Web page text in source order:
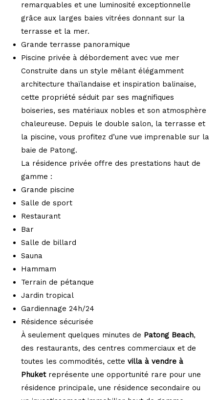
remarquables et une luminosité exceptionnelle
grâce aux larges baies vitrées donnant sur la
terrasse et la mer.
Grande terrasse panoramique
Piscine privée à débordement avec vue mer
Construite dans un style mêlant élégamment
architecture thaïlandaise et inspiration balinaise,
cette propriété séduit par ses magnifiques
boiseries, ses matériaux nobles et son atmosphère
chaleureuse. Depuis le double salon, la terrasse et
la piscine, vous profitez d’une vue imprenable sur la
baie de Patong.
La résidence privée offre des prestations haut de
gamme :
Grande piscine
Salle de sport
Restaurant
Bar
Salle de billard
Sauna
Hammam
Terrain de pétanque
Jardin tropical
Gardiennage 24h/24
Résidence sécurisée
À seulement quelques minutes de Patong Beach,
des restaurants, des centres commerciaux et de
toutes les commodités, cette villa à vendre à
Phuketreprésente une opportunité rare pour une
résidence principale, une résidence secondaire ou